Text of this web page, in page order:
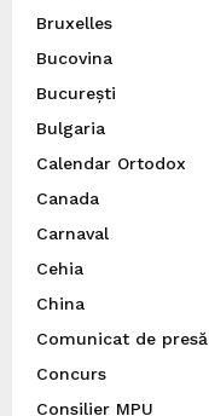
Bruxelles
Bucovina
București
Bulgaria
Calendar Ortodox
Canada
Carnaval
Cehia
China
Comunicat de presă
Concurs
Consilier MPU